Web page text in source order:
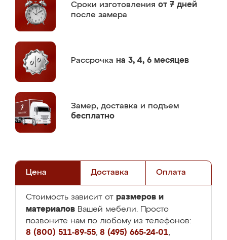
Сроки изготовления от 7 дней
после замера
Рассрочка на 3, 4, 6 месяцев
Замер, доставка и подъем
бесплатно
Цена Доставка Оплата
Стоимость зависит от размеров и
материалов Вашей мебели. Просто
позвоните нам по любому из телефонов:
8 (800) 511-89-55, 8 (495) 665-24-01,